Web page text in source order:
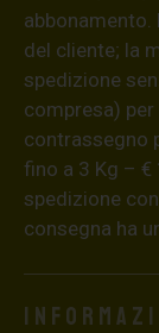
abbonamento.
del cliente; la
spedizione
compresa)
contrassegno
fino a 3 Kg – €
spedizione
consegna ha